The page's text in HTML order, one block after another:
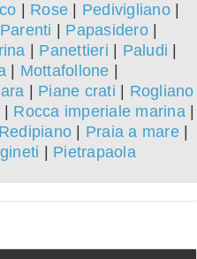
Rose Pedivigliano|
Parenti Papasidero|
Panettieri Paludi
| Mottafollone
Piane crati
Rogliano
Rocca imperiale marina|
Redipiano Praia a mare|
Pietrapaola